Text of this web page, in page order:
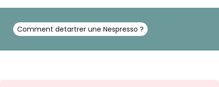
Comment detartrer une Nespresso ?